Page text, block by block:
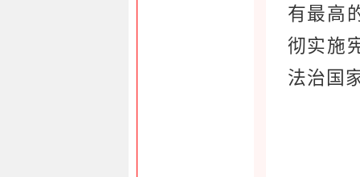
有最高
彻实施
法治国